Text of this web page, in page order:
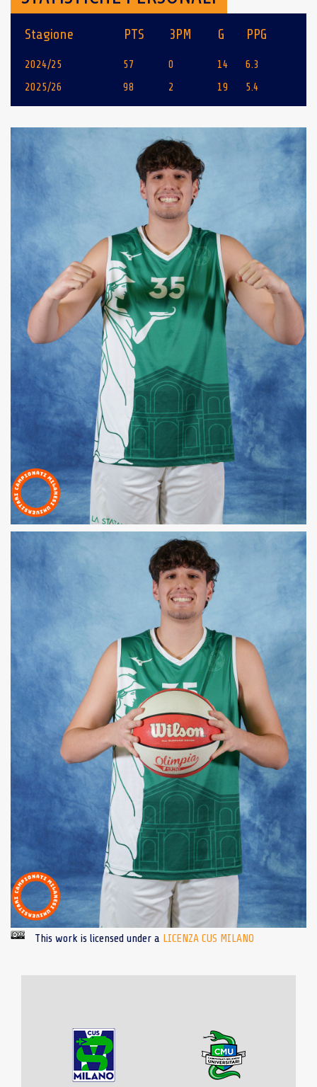
Stagione PTS 3PM G PPG
2024/25 57 0 14
6.3
2025/26
98 2 19 5.4
This work is licensed under a LICENZA CUS MILANO